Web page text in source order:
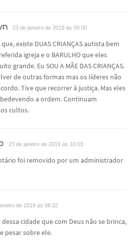
23 de janeiro de 2019 às 09:00
existe DUAS CRIANÇAS autista bem
igreja e o BARULHO que eles
grande. Eu SOU A MÃE DAS CRIANÇAS.
de outras formas mas os líderes não
Tive que recorrer à justiça. Mas eles
a ordem. Continuam
cultos.
23 de janeiro de 2019 às 10:03
foi removido por um administrador
de 2019 às 08:32
cidade que com Deus não se brinca,
pesar sobre ele.